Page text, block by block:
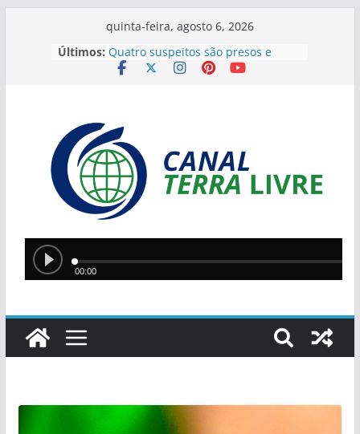
quinta-feira, agosto 6, 2026
Últimos: Quatro suspeitos são presos e
arsenal com sete armas é
Gaspar como vice em chapa
presidencial do PL
Homem incendeia casa da ex-
companheira com filha de 13 anos
dentro do imóvel e foge após o
crime
política de valorização na educação
Ciro Nogueira apresenta projeto